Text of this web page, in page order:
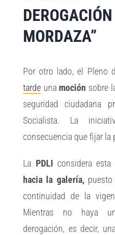
MORDAZA”
Por otro lado, el Pleno
tarde una moción sobre
seguridad ciudadana
Socialista. La
consecuencia que fijar la
La PDLI considera
hacia la galería,
continuidad de la
Mientras no haya
derogación, es decir,